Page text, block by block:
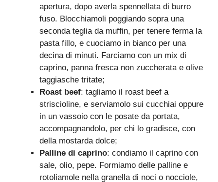
apertura, dopo averla spennellata di burro
fuso. Blocchiamoli poggiando sopra una
seconda teglia da muffin, per tenere ferma la
pasta fillo, e cuociamo in bianco per una
decina di minuti. Farciamo con un mix di
caprino, panna fresca non zuccherata e olive
taggiasche tritate;
Roast beef: tagliamo il roast beef a
striscioline, e serviamolo sui cucchiai oppure
in un vassoio con le posate da portata,
accompagnandolo, per chi lo gradisce, con
della mostarda dolce;
Palline di caprino: condiamo il caprino con
sale, olio, pepe. Formiamo delle palline e
rotoliamole nella granella di noci o nocciole,